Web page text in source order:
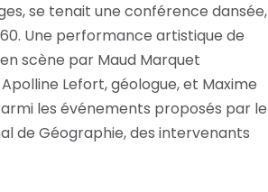
se tenait une conférence dansée,
Une performance artistique de
scène par Maud Marquet
Lefort, géologue, et Maxime
les événements proposés par le
de Géographie, des intervenants